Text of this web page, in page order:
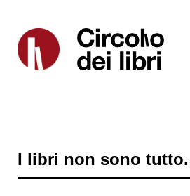
I libri non sono tutto.